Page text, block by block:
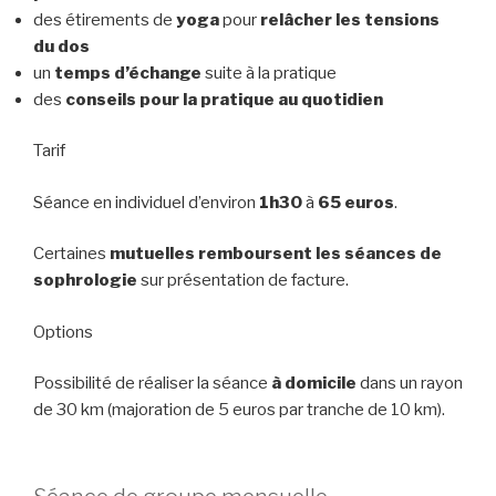
des étirements de yogapour relâcher les tensions
du dos
un temps d’échange suite à la pratique
des conseils pour la pratique au quotidien
Tarif
Séance en individuel d’environ 1h30à 65 euros.
Certaines mutuelles remboursent les séances de
sophrologie sur présentation de facture.
Options
Possibilité de réaliser la séance à domicile dans un rayon
de 30 km (majoration de 5 euros par tranche de 10 km).